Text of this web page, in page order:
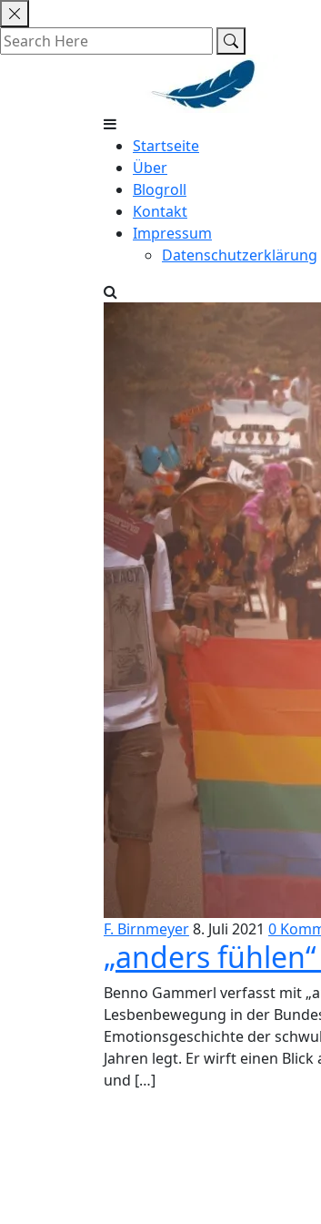
Skip
to
content
Startseite
Über
Blogroll
Kontakt
Impressum
Datenschutzerklärung
F. Birnmeyer8. Juli 2021 0
„anders
Benno Gammerl verfasst mit
Lesbenbewegung in der
Emotionsgeschichte der
Jahren legt. Er wirft einen
und […]